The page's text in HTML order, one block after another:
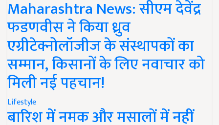
Maharashtra News: सीएम देवेंद्र
फडणवीस ने किया ध्रुव
एग्रीटेक्नोलॉजीज के संस्थापकों का
सम्मान, किसानों के लिए नवाचार को
मिली नई पहचान!
Lifestyle
बारिश में नमक और मसालों में नहीं